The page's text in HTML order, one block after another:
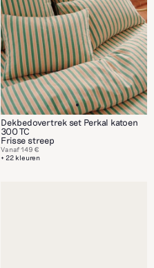
Dekbedovertrek set Perkal katoen
300 TC
Frisse streep
+ 22 kleuren
Vanaf149 €